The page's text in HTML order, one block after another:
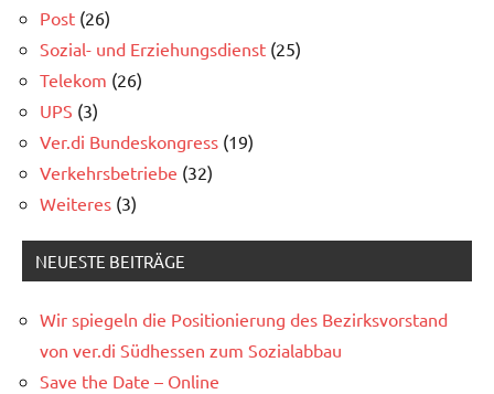
Post (26)
Sozial- und Erziehungsdienst (25)
Telekom (26)
UPS (3)
Ver.di Bundeskongress (19)
Verkehrsbetriebe (32)
Weiteres (3)
NEUESTE BEITRÄGE
Wir spiegeln die Positionierung des Bezirksvorstand
von ver.di Südhessen zum Sozialabbau
Save the Date – Online